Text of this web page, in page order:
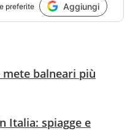
preferite Aggiungi
mete balneari più
Italia: spiagge e